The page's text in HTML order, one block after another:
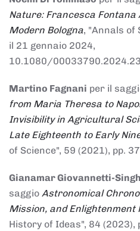
Nature: Francesca Fontana
Modern Bologna, "Annals of
il 21 gennaio 2024,
10.1080/
Martino Fagnani per il
from Maria Theresa to
Invisibility in Agricultural
Late Eighteenth to Early
of Science", 59 (2021), pp.
Gianamar Giovannetti-Singh
saggio Astronomical
Mission, and Enlightenment
History of Ideas", 84 (2023),